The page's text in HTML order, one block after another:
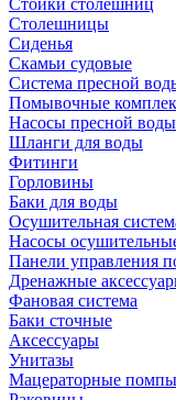
Стойки столешниц
Столешницы
Сиденья
Скамьи судовые
Система пресной
Помывочные
Насосы пресной воды
Шланги для воды
Фитинги
Горловины
Баки для воды
Осушительная
Насосы
Панели управления
Дренажные
Фановая система
Баки сточные
Аксессуары
Унитазы
Мацераторные